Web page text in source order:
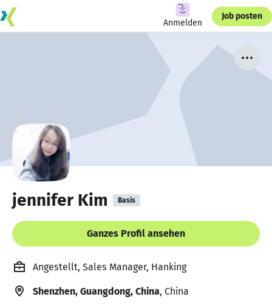
Anmelden
Job posten
jennifer Kim Basis
Ganzes Profil ansehen
Angestellt, Sales Manager, Hanking
Shenzhen, Guangdong, China, China